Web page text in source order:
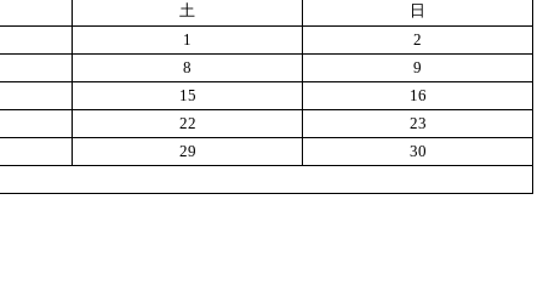
土
日
1
2
8
9
15
16
22
23
29
30